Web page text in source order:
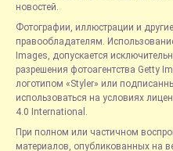
новостей.
Фотографии, иллюстрации и
правообладателям.
Images, допускается
разрешения фотоагентства Getty
логотипом «Styler» или
использоваться на условиях
4.0 International.
При полном или частичном
материалов, опубликованных на